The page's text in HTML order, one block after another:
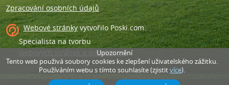
Zpracování osobních údajů
Webové stránkyvytvořilo Poski.com.
Specialista na tvorbu
webových stránek a webdesign.
Upozornění
Tento web použivá soubory cookies ke zlepšení uživatelského zážitku.
Používáním webu s tímto souhlasíte (zjistitvíce).